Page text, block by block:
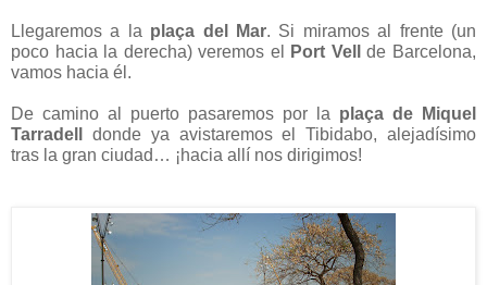
Llegaremos a la plaça del Mar. Si miramos al frente (un
poco hacia la derecha) veremos el
Port Vell
de Barcelona,
vamos hacia él.
De camino al puerto pasaremos por la plaça de Miquel
Tarradell dondeya avistaremosel Tibidabo, alejadísimo
tras la gran ciudad… ¡hacia allí nos dirigimos!